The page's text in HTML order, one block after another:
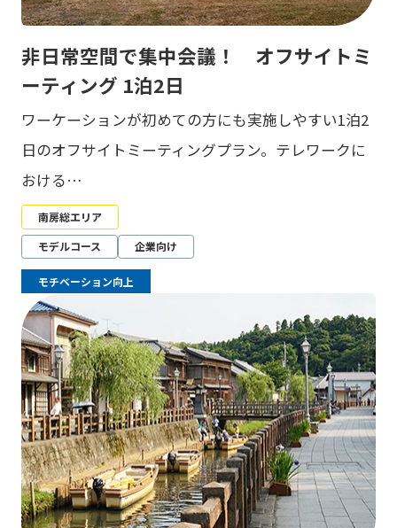
非日常空間で集中会議！ オフサイトミ
ーティング 1泊2日
ワーケーションが初めての方にも実施しやすい1泊2
日のオフサイトミーティングプラン。テレワークに
おける…
南房総エリア
モデルコース
企業向け
モチベーション向上